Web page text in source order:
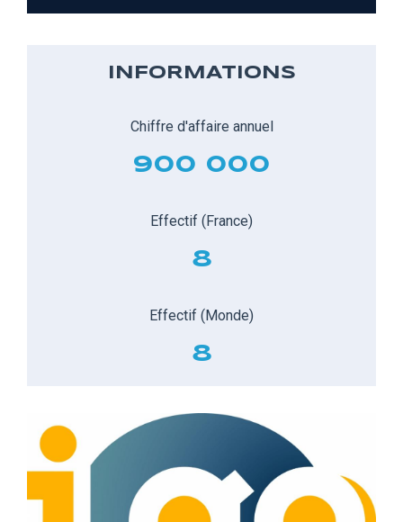
INFORMATIONS
Chiffre d'affaire annuel
900 000
Effectif (France)
8
Effectif (Monde)
8